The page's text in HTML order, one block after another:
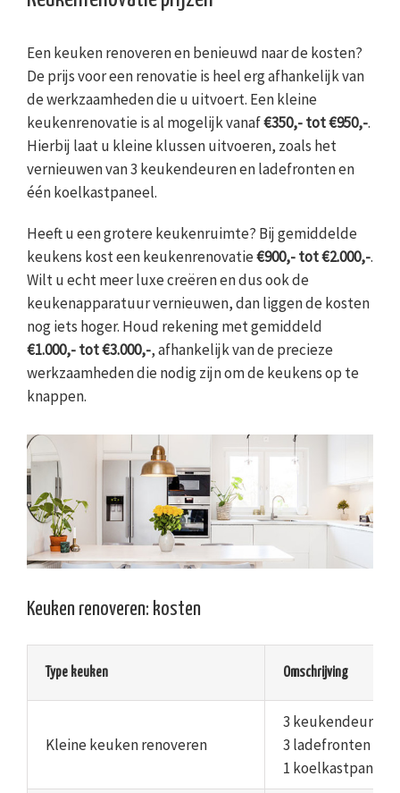
Een keuken renoveren en benieuwd naar de kosten?
De prijs voor een renovatie is heel erg afhankelijk van
de werkzaamheden die u uitvoert. Een kleine
keukenrenovatie is al mogelijk vanaf€350,- tot €950,-.
Hierbij laat u kleine klussen uitvoeren, zoals het
vernieuwen van 3 keukendeuren en ladefronten en
één koelkastpaneel.
Heeft u een grotere keukenruimte? Bij gemiddelde
keukens kost een keukenrenovatie€900,- tot €2.000,-.
Wilt u echt meer luxe creëren en dus ook de
keukenapparatuur vernieuwen, dan liggen de kosten
nog iets hoger. Houd rekening met gemiddeld
€1.000,- tot €3.000,-, afhankelijk van de precieze
werkzaamheden die nodig zijn om de keukens op te
knappen.
Keuken renoveren: kosten
Type keuken Omschrijving
Kleine keuken renoveren
3 keukendeuren
3 ladefronten
1 koelkastpaneel